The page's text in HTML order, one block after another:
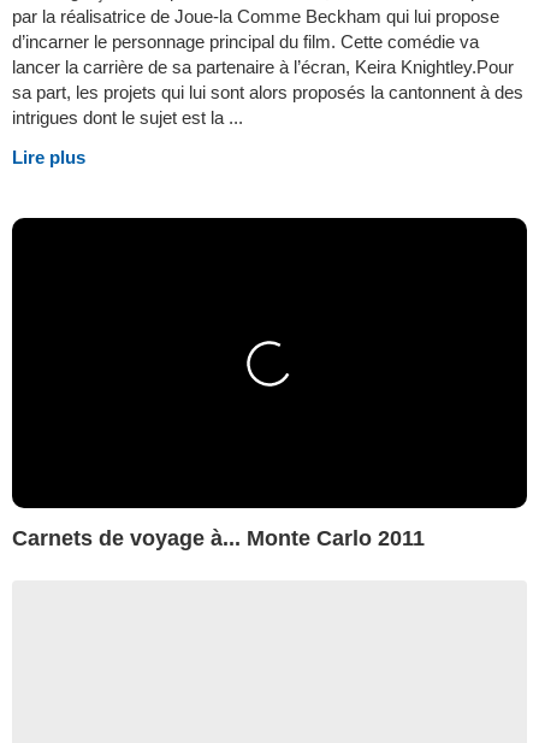
par la réalisatrice de Joue-la Comme Beckham qui lui propose
d’incarner le personnage principal du film. Cette comédie va
lancer la carrière de sa partenaire à l’écran, Keira Knightley.Pour
sa part, les projets qui lui sont alors proposés la cantonnent à des
intrigues dont le sujet est la ...
Lire plus
Carnets de voyage à... Monte Carlo 2011